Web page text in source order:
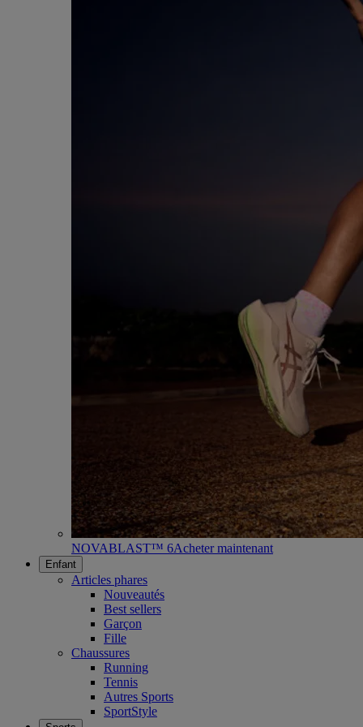
NOVABLAST™ 6Acheter maintenant
Enfant
Articles phares
Nouveautés
Best sellers
Garçon
Fille
Chaussures
Running
Tennis
Autres Sports
SportStyle